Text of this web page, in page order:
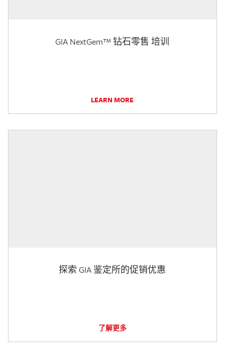
GIA NextGem™ 钻石零售 培训
LEARN MORE
探索 GIA 鉴定所的促销优惠
了解更多